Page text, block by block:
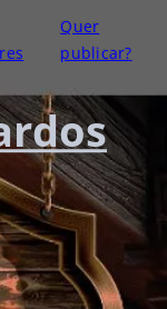
Quer
publicar?